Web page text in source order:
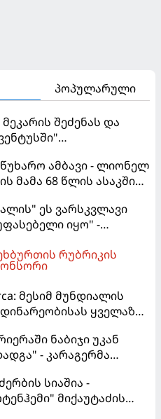
პოპულარული
მეკარის შეძენას და
ამბავი - ლიონელ
მამა 68 წლის ასაკში
ეს ვარსკვლავი
იყო" -
ისაუბრა
რუბრიკის
მესიმ მუნდიალის
ყველაზე
ნაბიჯი უკან
- კარაგერმა
სიაშია -
მიქაუტაძის